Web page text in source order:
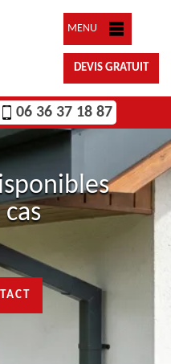
MENU
DEVIS GRATUIT
06 36 37 18 87